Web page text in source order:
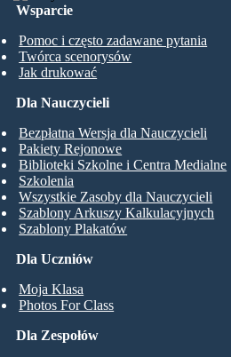
Wsparcie
Pomoc i często zadawane pytania
Twórca scenorysów
Jak drukować
Dla Uczniów
Moja Klasa
Photos For Class
Dla Nauczycieli
Bezpłatna Wersja dla Nauczycieli
Pakiety Rejonowe
Biblioteki Szkolne i Centra Medialne
Szkolenia
Wszystkie Zasoby dla Nauczycieli
Szablony Arkuszy Kalkulacyjnych
Szablony Plakatów
Dla Zespołów